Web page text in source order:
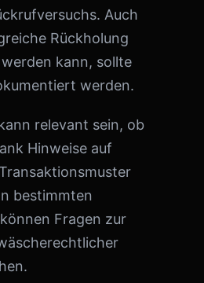
Auch
Rückholung
kann, sollte
werden.
relevant sein, ob
Hinweise auf
bestimmten
Fragen zur